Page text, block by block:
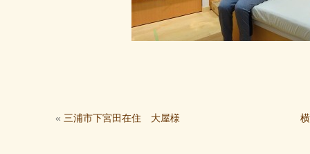
« 三浦市下宮田在住 大屋様